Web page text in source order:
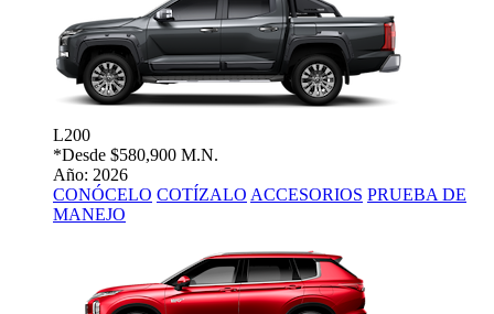
L200
*Desde $580,900 M.N.
Año: 2026
CONÓCELO COTÍZALO ACCESORIOS PRUEBA DE
MANEJO